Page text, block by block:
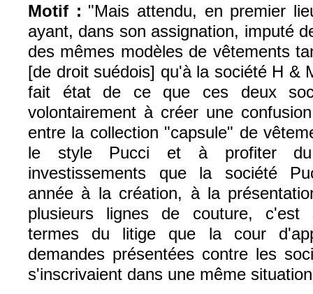
Motif : "Mais attendu, en premier
ayant, dans son assignation, imputé
des mêmes modèles de vêtements
[de droit suédois] qu'à la société H &
fait état de ce que ces deux
volontairement à créer une
entre la collection "capsule" de
le style Pucci et à profiter du
investissements que la société
année à la création, à la
plusieurs lignes de couture, c'est
termes du litige que la cour
demandes présentées contre les
s'inscrivaient dans une même